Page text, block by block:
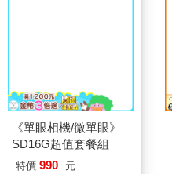
如果西遊是一群喵(1)
：《如果歷史是一群
喵》作者最新力作，附
79 折 特價 411